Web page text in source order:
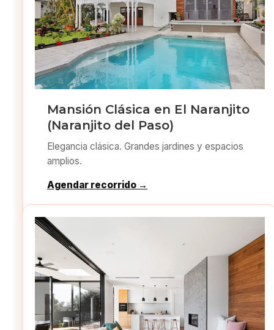
Mansión Clásica en El Naranjito
(Naranjito del Paso)
Elegancia clásica. Grandes jardines y espacios
amplios.
Agendar recorrido →